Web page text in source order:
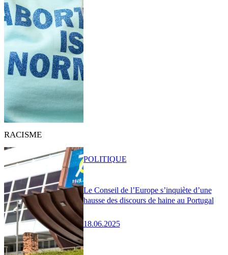
RACISME
Le Conseil de l’Europe s’inquiète d’une
hausse des discours de haine au Portugal
18.06.2025
POLITIQUE